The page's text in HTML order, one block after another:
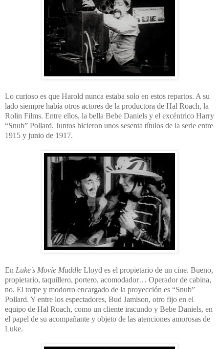
Lo curioso es que Harold nunca estaba solo en estos repartos. A su
lado siempre había otros actores de la productora de Hal Roach, la
Rolin Films. Entre ellos, la bella Bebe Daniels y el excéntrico Harry
“Snub” Pollard. Juntos hicieron unos sesenta títulos de la serie entre
1915 y junio de 1917.
En Luke's Movie Muddle Lloyd es el propietario de un cine. Bueno,
propietario, taquillero, portero, acomodador… Operador de cabina,
no. El torpe y modorro encargado de la proyección es “Snub”
Pollard. Y entre los espectadores, Bud Jamison, otro fijo en el
equipo de Hal Roach, como un cliente iracundo y Bebe Daniels, en
el papel de su acompañante y objeto de las atenciones amorosas de
Luke.